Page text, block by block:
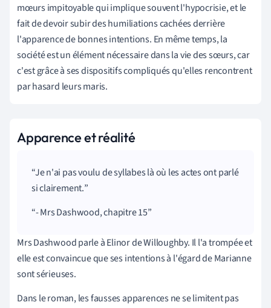
mœurs impitoyable qui implique souvent l'hypocrisie, et le
fait de devoir subir des humiliations cachées derrière
l'apparence de bonnes intentions. En même temps, la
société est un élément nécessaire dans la vie des sœurs, car
c'est grâce à ses dispositifs compliqués qu'elles rencontrent
par hasard leurs maris.
Apparence et réalité
Je n'ai pas voulu de syllabes là où les actes ont parlé
si clairement.
- Mrs Dashwood, chapitre 15
Mrs Dashwood parle à Elinor de Willoughby. Il l'a trompée et
elle est convaincue que ses intentions à l'égard de Marianne
sont sérieuses.
Dans le roman, les fausses apparences ne se limitent pas